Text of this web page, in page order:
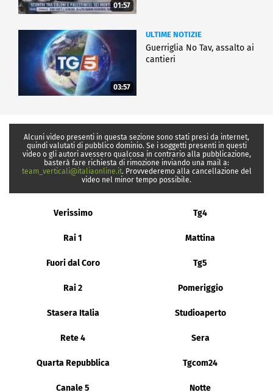
01:57
03:57
ULTIME NOTIZIE
Guerriglia No Tav, assalto ai
cantieri
Alcuni video presenti in questa sezione sono stati presi da internet,
quindi valutati di pubblico dominio. Se i soggetti presenti in questi
video o gli autori avessero qualcosa in contrario alla pubblicazione,
basterà fare richiesta di rimozione inviando una mail a:
team_verticali@italiaonline.it. Provvederemo alla cancellazione del
video nel minor tempo possibile.
Verissimo Tg4
Rai 1 Mattina
Fuori dal Coro Tg5
Rai 2 Pomeriggio
Stasera Italia Studioaperto
Rete 4 Sera
Quarta Repubblica Tgcom24
Canale 5 Notte